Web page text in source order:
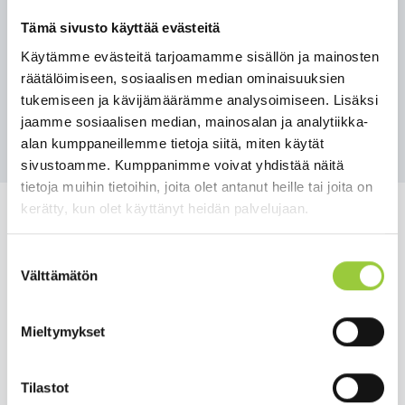
Tämä sivusto käyttää evästeitä
Käytämme evästeitä tarjoamamme sisällön ja mainosten
räätälöimiseen, sosiaalisen median ominaisuuksien
tukemiseen ja kävijämäärämme analysoimiseen. Lisäksi
jaamme sosiaalisen median, mainosalan ja analytiikka-
alan kumppaneillemme tietoja siitä, miten käytät
sivustoamme. Kumppanimme voivat yhdistää näitä
tietoja muihin tietoihin, joita olet antanut heille tai joita on
kerätty, kun olet käyttänyt heidän palvelujaan.
valinta
Välttämätön
Mieltymykset
Tilastot
koronavirustilanteesta.
Linkki sivulletästäsekä suosituimmat sivut -
kuvakkeesta etusivulta.
Takaisin uutisiin
Salmelankuja 1, 88300 Paltamo
y-tunnus 0188808-0
Asuminen ja ympäristö